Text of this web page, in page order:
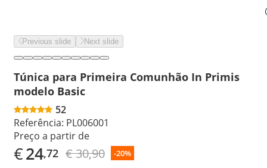
Previous slide Next slide
Túnica para Primeira Comunhão In Primis
modelo Basic
52
Referência: PL006001
Preço a partir de
€24,72 € 30,90 -20%